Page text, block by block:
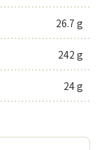
26.7 g
242 g
24 g